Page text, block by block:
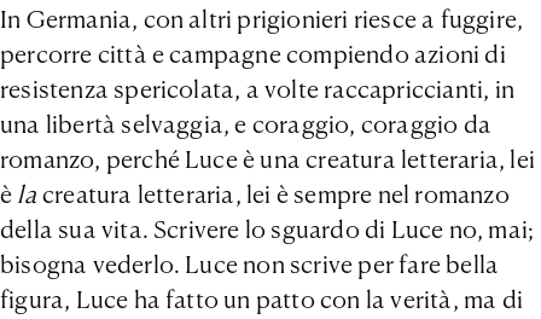
In Germania, con altri prigionieri riesce a fuggire,
percorre città e campagne compiendo azioni di
resistenza spericolata, a volte raccapriccianti, in
una libertà selvaggia, e coraggio, coraggio da
romanzo, perché Luce è una creatura letteraria, lei
è lacreatura letteraria, lei è sempre nel romanzo
della sua vita. Scrivere lo sguardo di Luce no, mai;
bisogna vederlo. Luce non scrive per fare bella
figura, Luce ha fatto un patto con la verità, ma di